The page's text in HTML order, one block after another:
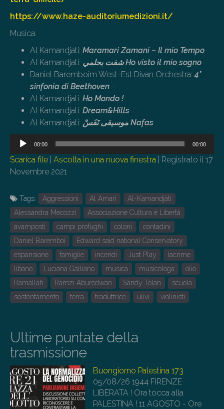
https://www.haze-auditoriumedizioni.it/
Musica:
Al Kamandjati: Maramari Zamani – Il mio Tempo
Al Kamandjati:
شفت بحلمي Ho visto il mio sogno
Daniel Baremboim West-Est Divan Orchestra:4°
sinfonia di Beethoven –
Al Kamandjati: Ho Mondo !
Al Kamandjati: Dream&Hills
Al Kamandjati:
موسيقى نَفَسْ Nafas
Audio
00:00 00:00
Scarica file Ascolta in una nuova finestra
Registrato il 17
Novembre 2021
Tags: Aggressioni Al Amari
Al-Kamandjâti
Alessandra Mecozzi
Associazione Cultura è Libertà
avamposti
campi profughi coloni
contadini
Daniel Baremboi
Edward said national Conservatory
espansione
famiglie incendi Just Play
lacrime
libano
Luciana Galliano musica musicologa
olio
Ramallah
Ramzi Aburedwan Sandy Tolan
scuola
sostentamento
terra traduttrice ulivi violinisti
Ultime puntate della
trasmissione
Buongiorno Palestina 173
05/08/26 1944 FIRENZE
LIBERATA ! Ora tocca alla
PALESTINA ! 11 AGOSTO - Ore